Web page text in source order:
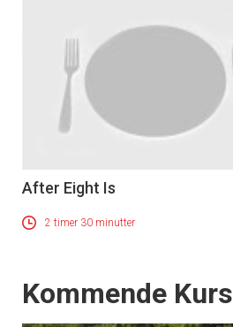
After Eight Is
2 timer 30 minutter
Events
Kommende Kurs